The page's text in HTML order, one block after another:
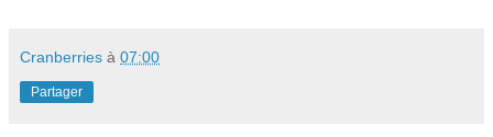
Cranberries à 07:00
Partager